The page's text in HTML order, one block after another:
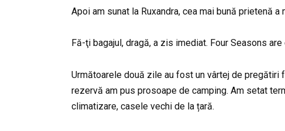
Apoi am sunat la Ruxandra, cea mai bună prietenă
Fă-ţi bagajul, dragă, a zis imediat. Four Seasons
Următoarele două zile au fost un vârtej de pregătiri
rezervă am pus prosoape de camping. Am setat
climatizare, casele vechi de la țară.